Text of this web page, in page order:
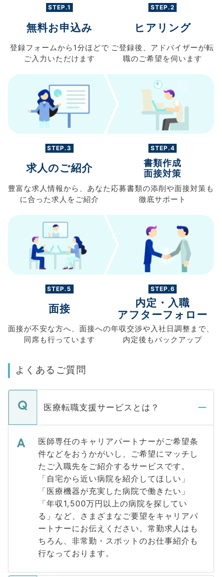
STEP.1
無料お申込み
登録フォームから 1分ほどで
ご入力 いただけます
STEP.2
ヒアリング
ご登録後、 アドバイザーが転
職のご希望を伺います
STEP.3
求人のご紹介
豊富な求人情報から、 あなた
に合った求人を ご紹介
STEP.4
書類作成
面接対策
応募書類の添削や面接対策も
徹底サポート
STEP.5
面接
面接が不安な方へ、 面接への
同席も行っています
STEP.6
内定・入職
アフターフォロー
年収交渉や入社日調整まで、
内定後もバックアップ
よくあるご質問
医療転職支援サービスとは？
医師専任のキャリアパートナーがご希望条
件などをおうかがいし、ご希望にマッチし
たご入職先をご紹介するサービスです。
「自宅から近い病院を紹介してほしい」
「医療機器が充実した病院で働きたい」
「年収1,500万円以上の病院を探してい
る」など、さまざまなご要望をキャリアパ
ートナーにお伝えください。常勤求人はも
ちろん、非常勤・スポットのお仕事紹介も
行なっております。